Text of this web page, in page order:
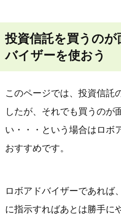
投資信託を買うの
バイザーを使おう
このページでは、投資信託
したが、それでも買うのが
い・・・という場合はロボ
おすすめです。
ロボアドバイザーであれば
に指示すればあとは勝手に